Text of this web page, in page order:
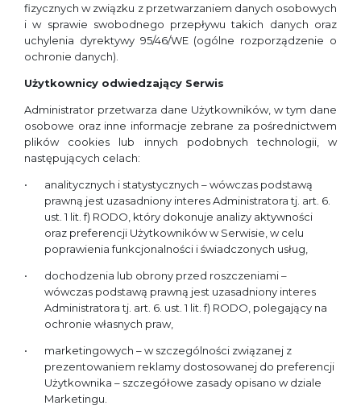
fizycznych w związku z przetwarzaniem danych osobowych
i w sprawie swobodnego przepływu takich danych oraz
uchylenia dyrektywy 95/46/WE (ogólne rozporządzenie o
ochronie danych).
Użytkownicy odwiedzający Serwis
Administrator przetwarza dane Użytkowników, w tym dane
osobowe oraz inne informacje zebrane za pośrednictwem
plików cookies lub innych podobnych technologii, w
następujących celach:
analitycznych i statystycznych – wówczas podstawą
prawną jest uzasadniony interes Administratora tj. art. 6.
ust. 1 lit. f) RODO, który dokonuje analizy aktywności
oraz preferencji Użytkowników w Serwisie, w celu
poprawienia funkcjonalności i świadczonych usług,
dochodzenia lub obrony przed roszczeniami –
wówczas podstawą prawną jest uzasadniony interes
Administratora tj. art. 6. ust. 1 lit. f) RODO, polegający na
ochronie własnych praw,
marketingowych – w szczególności związanej z
prezentowaniem reklamy dostosowanej do preferencji
Użytkownika – szczegółowe zasady opisano w dziale
Marketingu.